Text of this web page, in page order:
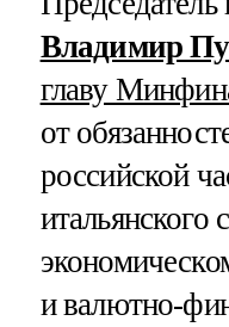
Владимир
главу
от
российской
итальянского
и валютно-